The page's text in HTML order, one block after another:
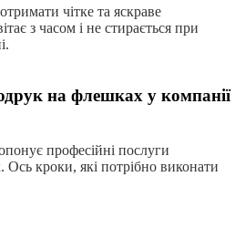
чітке та яскраве
з часом і не стирається при
на флешках у компанії
професійні послуги
кроки, які потрібно виконати